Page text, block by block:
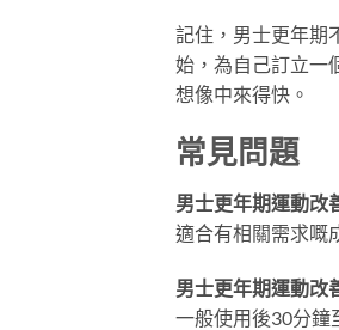
記住，男士更年期
始，為自己訂立一
想像中來得快。
常見問題
男士更年期運動改
適合有相關需求嘅
男士更年期運動改
一般使用後30分鐘